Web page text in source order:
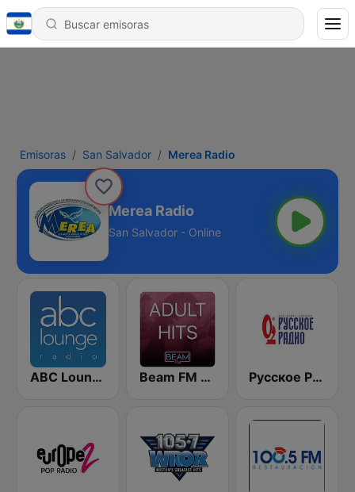
Emisoras San Salvador Merea Radio
Merea Radio
San Salvador - Online
ABC Lounge Jazz Beam FM - Adult Hits Русское Радио